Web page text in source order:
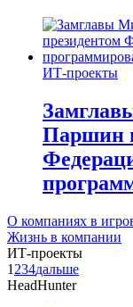
ИТ-проекты
Паршин
О компаниях в
Жизнь в компании
ИТ-проекты
1 234дальше
HeadHunter